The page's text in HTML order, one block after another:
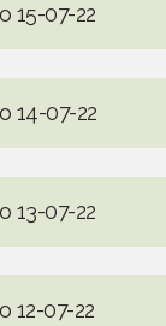
15-07-22
14-07-22
13-07-22
12-07-22